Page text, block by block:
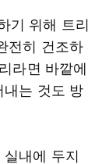
기 위해 트리
전히 건조하
라면 바깥에
는 것도 방
내에 두지